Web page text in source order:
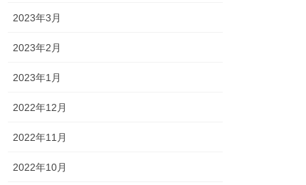
2023年3月
2023年2月
2023年1月
2022年12月
2022年11月
2022年10月